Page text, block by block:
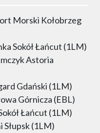
Morski Kołobrzeg
Sokół Łańcut (1LM)
Astoria
Gdański (1LM)
Górnicza (EBL)
Łańcut (1LM)
Słupsk (1LM)